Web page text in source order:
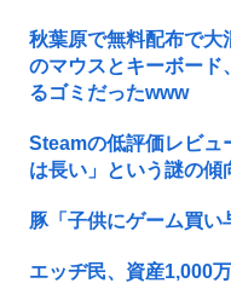
秋葉原で無料配布で大
のマウスとキーボード
るゴミだったwww
Steamの低評価レビュ
は長い」という謎の傾
豚「子供にゲーム買
エッヂ民、資産1,000